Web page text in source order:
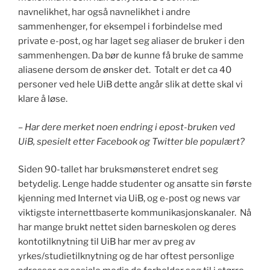
navnelikhet, har også navnelikhet i andre
sammenhenger, for eksempel i forbindelse med
private e-post, og har laget seg aliaser de bruker i den
sammenhengen. Da bør de kunne få bruke de samme
aliasene dersom de ønsker det. Totalt er det ca 40
personer ved hele UiB dette angår slik at dette skal vi
klare å løse.
– Har dere merket noen endring i epost-bruken ved
UiB, spesielt etter Facebook og Twitter ble populært?
Siden 90-tallet har bruksmønsteret endret seg
betydelig. Lenge hadde studenter og ansatte sin første
kjenning med Internet via UiB, og e-post og news var
viktigste internettbaserte kommunikasjonskanaler. Nå
har mange brukt nettet siden barneskolen og deres
kontotilknytning til UiB har mer av preg av
yrkes/studietilknytning og de har oftest personlige